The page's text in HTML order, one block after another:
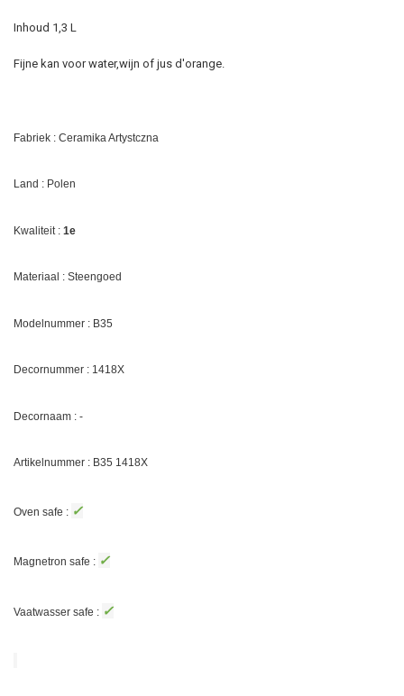
Inhoud 1,3 L
Fijne kan voor water,wijn of jus d'orange.
Fabriek : Ceramika Artystczna
Land : Polen
Kwaliteit : 1e
Materiaal : Steengoed
Modelnummer : B35
Decornummer : 1418X
Decornaam : -
Artikelnummer : B35 1418X
Oven safe : ✓
Magnetron safe : ✓
Vaatwasser safe : ✓